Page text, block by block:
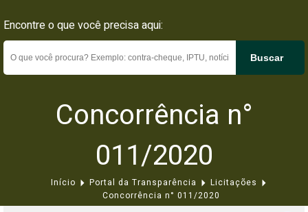
Encontre o que você precisa aqui:
Buscar
Concorrência n°
011/2020
Início Portal da Transparência
Licitações
Concorrência n° 011/2020